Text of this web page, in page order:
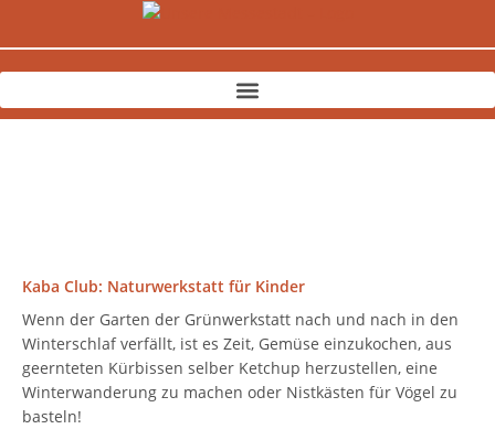
Kaba Club: Naturwerkstatt für Kinder
Wenn der Garten der Grünwerkstatt nach und nach in den
Winterschlaf verfällt, ist es Zeit, Gemüse einzukochen, aus
geernteten Kürbissen selber Ketchup herzustellen, eine
Winterwanderung zu machen oder Nistkästen für Vögel zu
basteln!